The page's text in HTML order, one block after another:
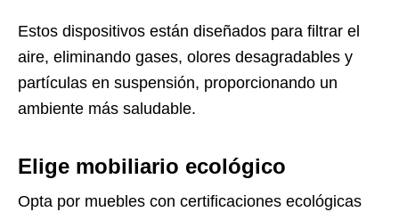
Estos dispositivos están diseñados para filtrar el
aire, eliminando gases, olores desagradables y
partículas en suspensión, proporcionando un
ambiente más saludable.
Elige mobiliario ecológico
Opta por muebles con certificaciones ecológicas